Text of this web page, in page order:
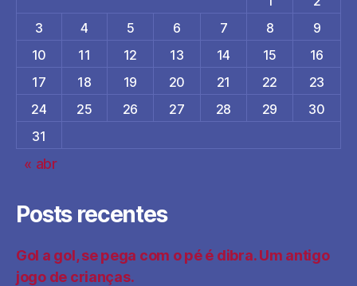
3
4 5 6 7 8
9
10
11 12 13 14 15
16
17
18 19 20 21 22
23
24
25 26 27 28 29
30
31
« abr
Posts recentes
Gol a gol, se pega com o pé é dibra. Um antigo
jogo de crianças.